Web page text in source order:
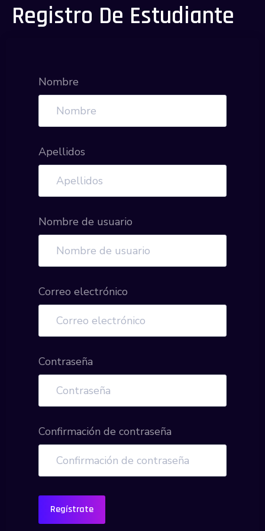
Registro De Estudiante
Nombre
Apellidos
Nombre de usuario
Correo electrónico
Contraseña
Confirmación de contraseña
Regístrate